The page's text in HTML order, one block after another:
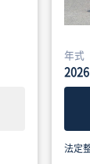
年式
法定